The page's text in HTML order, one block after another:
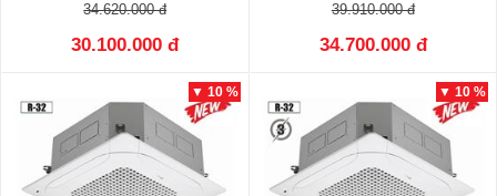
34.620.000 đ
30.100.000 đ
39.910.000 đ
34.700.000 đ
▼ 10 % ▼ 10 %